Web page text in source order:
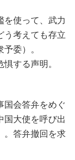
使って、武力
う考えても存立
委）。
する声明。
会答弁をめぐ
国大使を呼び出
。答弁撤回を求